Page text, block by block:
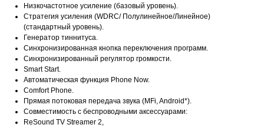
Низкочастотное усиление (базовый уровень).
Стратегия усиления (WDRC/ Полулинейное/Линейное)
(стандартный уровень).
Генератор тиннитуса.
Синхронизированная кнопка переключения программ.
Синхронизированный регулятор громкости.
Smart Start.
Автоматическая функция Phone Now.
Comfort Phone.
Прямая потоковая передача звука (MFi, Android*).
Совместимость с беспроводными аксессуарами:
ReSound TV Streamer 2,